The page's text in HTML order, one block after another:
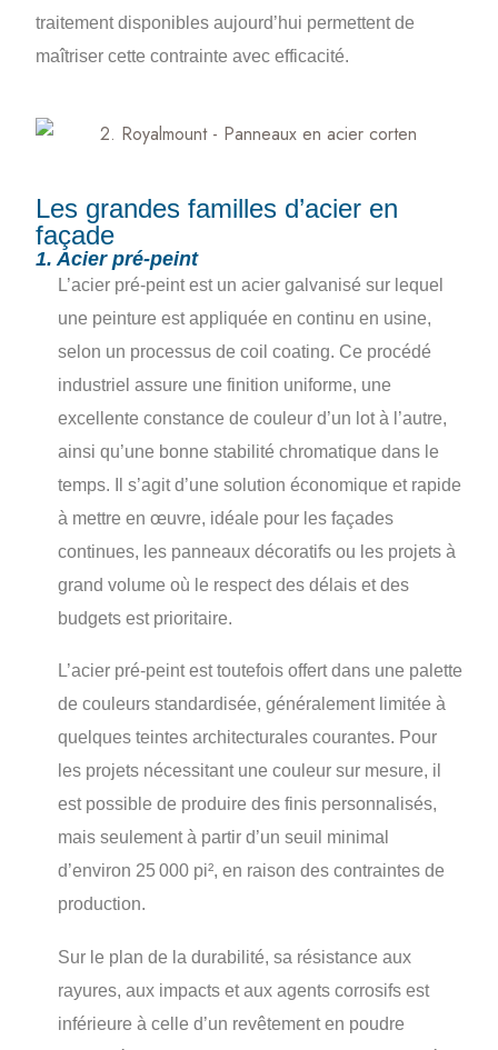
traitement disponibles aujourd’hui permettent de
maîtriser cette contrainte avec efficacité.
Les grandes familles d’acier en
façade
1. Acier pré-peint
L’acier pré-peint est un acier galvanisé sur lequel
une peinture est appliquée en continu en usine,
selon un processus de coil coating. Ce procédé
industriel assure une finition uniforme, une
excellente constance de couleur d’un lot à l’autre,
ainsi qu’une bonne stabilité chromatique dans le
temps. Il s’agit d’une solution économique et rapide
à mettre en œuvre, idéale pour les façades
continues, les panneaux décoratifs ou les projets à
grand volume où le respect des délais et des
budgets est prioritaire.
L’acier pré-peint est toutefois offert dans une palette
de couleurs standardisée, généralement limitée à
quelques teintes architecturales courantes. Pour
les projets nécessitant une couleur sur mesure, il
est possible de produire des finis personnalisés,
mais seulement à partir d’un seuil minimal
d’environ 25 000 pi², en raison des contraintes de
production.
Sur le plan de la durabilité, sa résistance aux
rayures, aux impacts et aux agents corrosifs est
inférieure à celle d’un revêtement en poudre